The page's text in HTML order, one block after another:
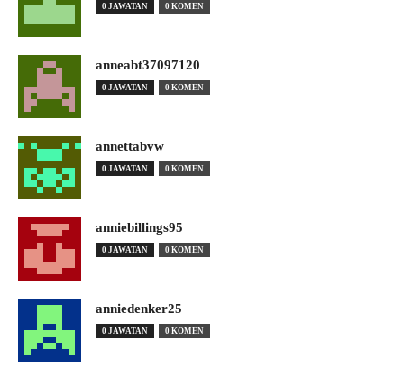
0 JAWATAN 0 KOMEN
anneabt37097120
0 JAWATAN 0 KOMEN
annettabvw
0 JAWATAN 0 KOMEN
anniebillings95
0 JAWATAN 0 KOMEN
anniedenker25
0 JAWATAN 0 KOMEN